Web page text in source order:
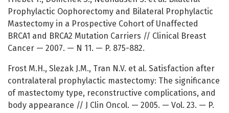
Prophylactic Oophorectomy and Bilateral Prophylactic
Mastectomy in a Prospective Cohort of Unaffected
BRCA1 and BRCA2 Mutation Carriers // Clinical Breast
Cancer — 2007. — N 11. — P. 875-882.
Frost M.H., Slezak J.M., Tran N.V. et al. Satisfaction after
contralateral prophylactic mastectomy: The significance
of mastectomy type, reconstructive complications, and
body appearance // J Clin Oncol. — 2005. — Vol. 23. — P.